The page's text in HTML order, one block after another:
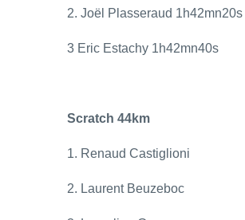
2. Joël Plasseraud 1h42mn20s
3 Eric Estachy 1h42mn40s
Scratch 44km
1. Renaud Castiglioni
2. Laurent Beuzeboc